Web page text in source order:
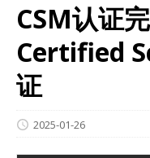
CSM认证
Certified
证
2025-01-26